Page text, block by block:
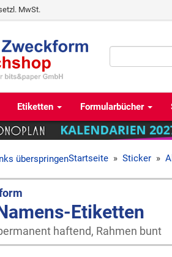
MwSt.
Etiketten Formularbücher
Startseite » Sticker »
Etiketten
haftend, Rahmen bunt